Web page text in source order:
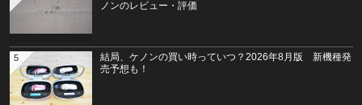
ノンのレビュー・評価
結局、ケノンの買い時っていつ？2026年8月版 新機種発
売予想も！
5